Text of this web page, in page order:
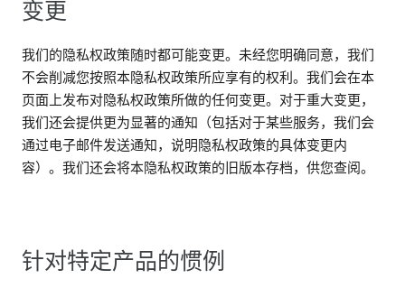
变更
我们的隐私权政策随时都可能变更。未经您明确同意，我们
不会削减您按照本隐私权政策所应享有的权利。我们会在本
页面上发布对隐私权政策所做的任何变更。对于重大变更，
我们还会提供更为显著的通知（包括对于某些服务，我们会
通过电子邮件发送通知，说明隐私权政策的具体变更内
容）。我们还会将本隐私权政策的旧版本存档，供您查阅。
针对特定产品的惯例